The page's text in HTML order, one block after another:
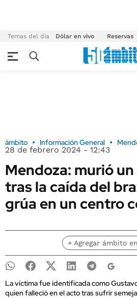
Temas del día Dólar en vivo Reservas
ámbito Información General
28 de febrero 2024 - 12:43
Mendoza: murió
tras la caída del
grúa en un centro
+ Agregar ámbito en
La víctima fue identificada como
quien falleció en el acto tras sufrir